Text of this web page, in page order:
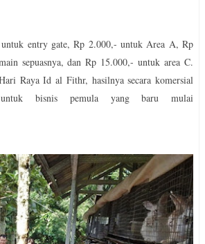
entry gate, Rp 2.000,- untuk Area A, Rp
sepuasnya, dan Rp 15.000,- untuk area C.
Raya Id al Fithr, hasilnya secara komersial
untuk bisnis pemula yang baru mulai